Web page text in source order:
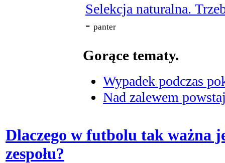
Selekcja naturalna.
- panter
Gorące tematy.
Wypadek podczas
Nad zalewem
Dlaczego w futbolu tak ważna
zespołu?